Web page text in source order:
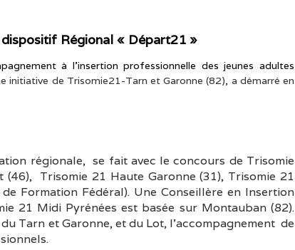
Régional « Départ21 »
à l’insertion professionnelle des jeunes adultes
initiative de Trisomie21-Tarn et Garonne (82), a démarré en
régionale, se fait avec le concours de Trisomie
Trisomie 21 Haute Garonne (31), Trisomie 21
Formation Fédéral). Une Conseillère en Insertion
21 Midi Pyrénées est basée sur Montauban (82).
Tarn et Garonne, et du Lot, l’accompagnement de